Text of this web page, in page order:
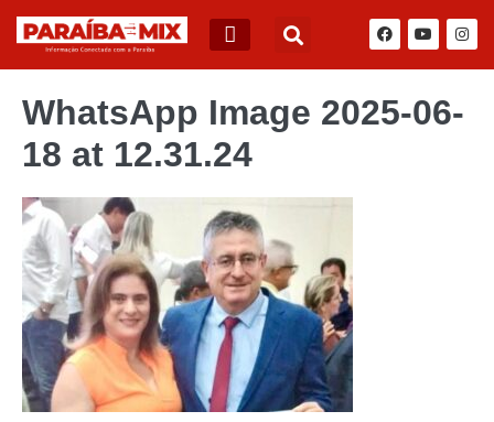
WhatsApp Image 2025-06-
18 at 12.31.24